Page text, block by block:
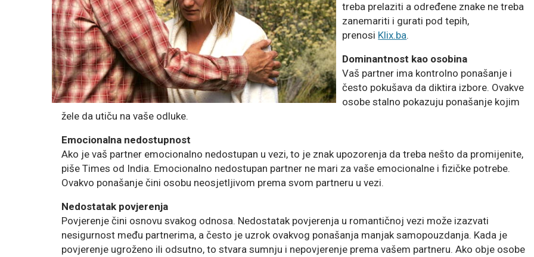
treba prelaziti a određene znake ne treba
zanemariti i gurati pod tepih,
prenosi Klix.ba.
Dominantnost kao osobina
Vaš partner ima kontrolno ponašanje i
često pokušava da diktira izbore. Ovakve
osobe stalno pokazuju ponašanje kojim
žele da utiču na vaše odluke.
​Emocionalna nedostupnost
Ako je vaš partner emocionalno nedostupan u vezi, to je znak upozorenja da treba nešto da promijenite,
piše Times od India. Emocionalno nedostupan partner ne mari za vaše emocionalne i fizičke potrebe.
Ovakvo ponašanje čini osobu neosjetljivom prema svom partneru u vezi.
Nedostatak povjerenja​
Povjerenje čini osnovu svakog odnosa. Nedostatak povjerenja u romantičnoj vezi može izazvati
nesigurnost među partnerima, a često je uzrok ovakvog ponašanja manjak samopouzdanja. Kada je
povjerenje ugroženo ili odsutno, to stvara sumnju i nepovjerenje prema vašem partneru. Ako obje osobe